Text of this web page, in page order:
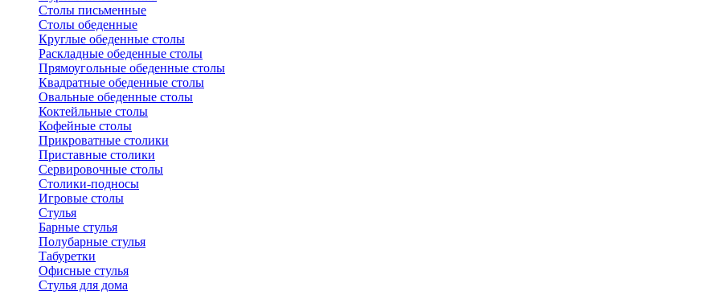
Столы письменные
Столы обеденные
Круглые обеденные столы
Раскладные обеденные столы
Прямоугольные обеденные столы
Квадратные обеденные столы
Овальные обеденные столы
Коктейльные столы
Кофейные столы
Прикроватные столики
Приставные столики
Сервировочные столы
Столики-подносы
Игровые столы
Стулья
Барные стулья
Полубарные стулья
Табуретки
Офисные стулья
Стулья для дома